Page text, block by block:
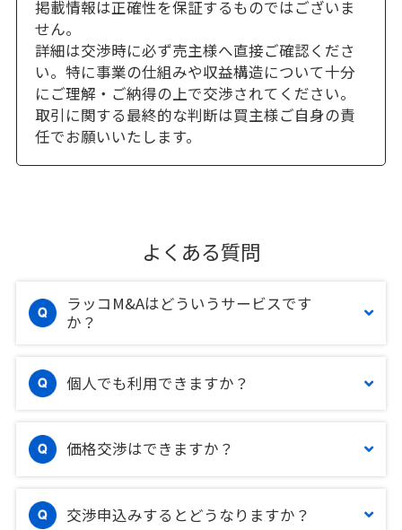
掲載情報は正確性を保証するものではございま
せん。
詳細は交渉時に必ず売主様へ直接ご確認くださ
い。特に事業の仕組みや収益構造について十分
にご理解・ご納得の上で交渉されてください。
取引に関する最終的な判断は買主様ご自身の責
任でお願いいたします。
よくある質問
ラッコM&Aはどういうサービスです
か？
個人でも利用できますか？
価格交渉はできますか？
交渉申込みするとどうなりますか？